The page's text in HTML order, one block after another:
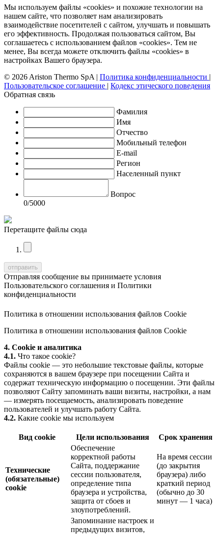
Мы используем файлы «cookies» и похожие технологии на
нашем сайте, что позволяет нам анализировать
взаимодействие посетителей с сайтом, улучшать и повышать
его эффективность. Продолжая пользоваться сайтом, Вы
соглашаетесь с использованием файлов «cookies». Тем не
менее, Вы всегда можете отключить файлы «cookies» в
настройках Вашего браузера.
© 2026 Ariston Thermo SpA | Политика конфиденциальности |
Пользовательское соглашение | Кодекс этического поведения
Обратная связь
Фамилия
Имя
Отчество
Мобильный телефон
E-mail
Регион
Населенный пункт
Вопрос
0/5000
Перетащите файлы сюда
Отправляя сообщение вы принимаете условия
Пользовательского соглашения и Политики
конфиденциальности
Политика в отношении использования файлов Cookie
Политика в отношении использования файлов Cookie
4. Cookie и аналитика
4.1. Что такое cookie?
Файлы cookie — это небольшие текстовые файлы, которые
сохраняются в вашем браузере при посещении Сайта и
содержат техническую информацию о посещении. Эти файлы
позволяют Сайту запоминать ваши визиты, настройки, а нам
— измерять посещаемость, анализировать поведение
пользователей и улучшать работу Сайта.
4.2. Какие cookie мы используем
Вид cookie Цели использования Срок хранения
Технические
(обязательные)
cookie
Обеспечение
корректной работы
Сайта, поддержание
сессии пользователя,
определение типа
браузера и устройства,
защита от сбоев и
злоупотреблений.
На время сессии
(до закрытия
браузера) либо
краткий период
(обычно до 30
минут — 1 часа)
Запоминание настроек и
предыдущих визитов,